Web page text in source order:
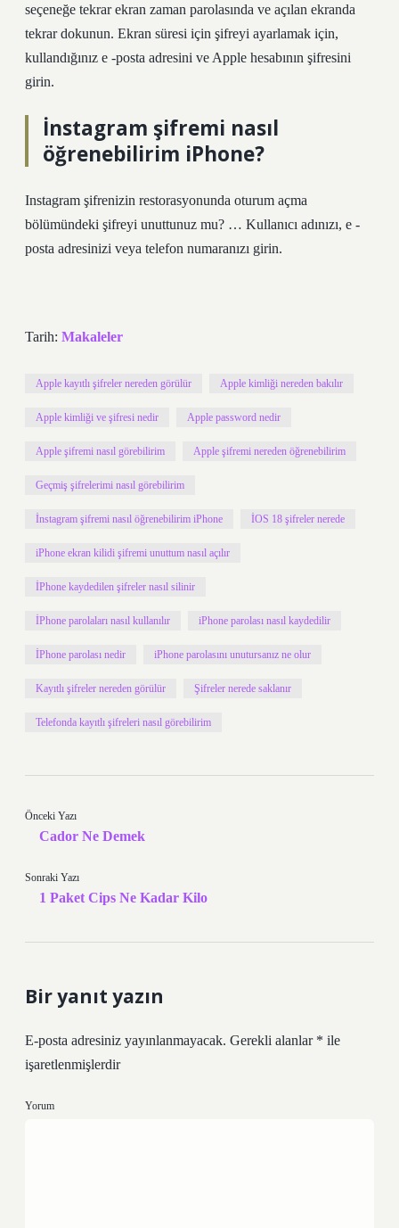
seçeneğe tekrar ekran zaman parolasında ve açılan ekranda
tekrar dokunun. Ekran süresi için şifreyi ayarlamak için,
kullandığınız e -posta adresini ve Apple hesabının şifresini
girin.
İnstagram şifremi nasıl
öğrenebilirim iPhone?
Instagram şifrenizin restorasyonunda oturum açma
bölümündeki şifreyi unuttunuz mu? … Kullanıcı adınızı, e -
posta adresinizi veya telefon numaranızı girin.
Tarih: Makaleler
Apple kayıtlı şifreler nereden görülür Apple kimliği nereden bakılır
Apple kimliği ve şifresi nedir Apple password nedir
Apple şifremi nasıl görebilirim Apple şifremi nereden öğrenebilirim
Geçmiş şifrelerimi nasıl görebilirim
İnstagram şifremi nasıl öğrenebilirim iPhone İOS 18 şifreler nerede
iPhone ekran kilidi şifremi unuttum nasıl açılır
İPhone kaydedilen şifreler nasıl silinir
İPhone parolaları nasıl kullanılır iPhone parolası nasıl kaydedilir
İPhone parolası nedir iPhone parolasını unutursanız ne olur
Kayıtlı şifreler nereden görülür Şifreler nerede saklanır
Telefonda kayıtlı şifreleri nasıl görebilirim
Önceki Yazı
Cador Ne Demek
Sonraki Yazı
1 Paket Cips Ne Kadar Kilo
Bir yanıt yazın
E-posta adresiniz yayınlanmayacak. Gerekli alanlar * ile
işaretlenmişlerdir
Yorum